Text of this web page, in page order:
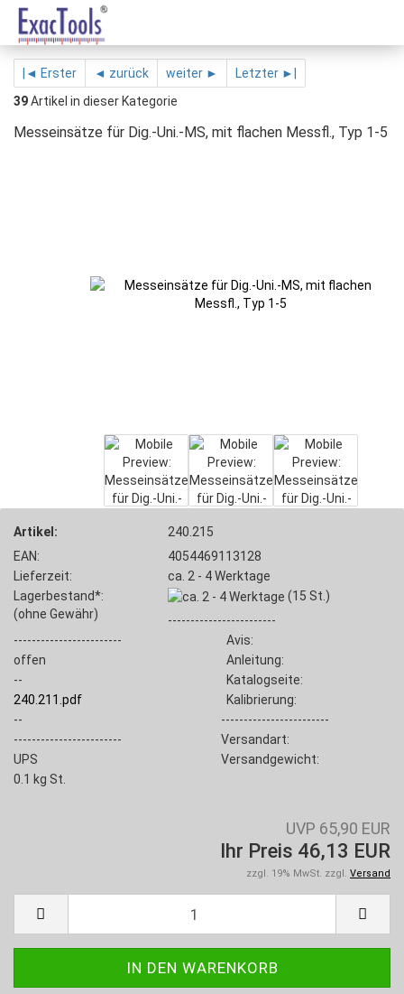
|◄ Erster ◄ zurück weiter ►
Letzter ►|
39Artikel in dieser Kategorie
Messeinsätze für Dig.-Uni.-MS, mit flachen Messfl., Typ 1-5
Artikel:
240.215
EAN:
4054469113128
Lieferzeit:
ca. 2 - 4 Werktage
Lagerbestand*:
(ohne Gewähr)
(15 St.)
------------------------
------------------------
Avis:
offen
Anleitung:
--
Katalogseite:
240.211.pdf
Kalibrierung:
--
------------------------
------------------------
Versandart:
UPS
Versandgewicht:
0.1 kg St.
UVP 65,90 EUR
Ihr Preis 46,13 EUR
zzgl. 19% MwSt. zzgl. Versand